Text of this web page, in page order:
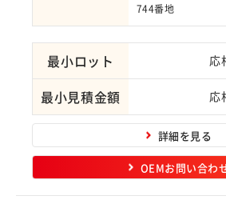
744番地
最小ロット 応
最小見積金額 応
詳細を見る
OEMお問い合わ